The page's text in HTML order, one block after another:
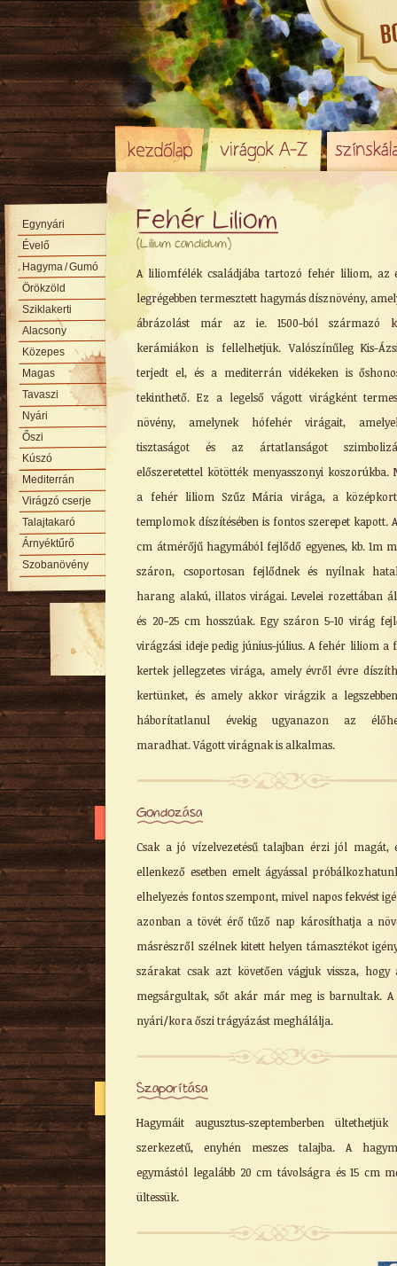
Fehér Liliom
(Lilium candidum)
A liliomfélék családjába tartozó fehér liliom, az
legrégebben termesztett hagymás dísznövény,
ábrázolást már az ie. 1500-ból származó
kerámiákon is fellelhetjük. Valószínűleg Kis-
terjedt el, és a mediterrán vidékeken is
tekinthető. Ez a legelső vágott virágként
növény, amelynek hófehér virágait,
tisztaságot és az ártatlanságot
előszeretettel kötötték menyasszonyi koszorúkba.
a fehér liliom Szűz Mária virága, a
templomok díszítésében is fontos szerepet kapott.
cm átmérőjű hagymából fejlődő egyenes, kb. 1m
száron, csoportosan fejlődnek és nyílnak
harang alakú, illatos virágai. Levelei rozettában
és 20-25 cm hosszúak. Egy száron 5-10 virág
virágzási ideje pedig június-július. A fehér liliom a
kertek jellegzetes virága, amely évről évre
kertünket, és amely akkor virágzik a
háborítatlanul évekig ugyanazon az
maradhat. Vágott virágnak is alkalmas.
Gondozása
Csak a jó vízelvezetésű talajban érzi jól magát,
ellenkező esetben emelt ágyással
elhelyezés fontos szempont, mivel napos fekvést
azonban a tövét érő tűző nap károsíthatja a
másrészről szélnek kitett helyen támasztékot
szárakat csak azt követően vágjuk vissza, hogy
megsárgultak, sőt akár már meg is barnultak. A
nyári/kora őszi trágyázást meghálálja.
Szaporítása
Hagymáit augusztus-szeptemberben
szerkezetű, enyhén meszes talajba. A
egymástól legalább 20 cm távolságra és 15 cm
ültessük.
Egynyári
Évelő
Hagyma/ Gumó
Örökzöld
Sziklakerti
Alacsony
Közepes
Magas
Tavaszi
Nyári
Őszi
Kúszó
Mediterrán
Virágzó cserje
Talajtakaró
Árnyéktűrő
Szobanövény